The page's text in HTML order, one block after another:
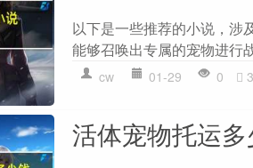
以下是一些推荐的小说，涉
能够召唤出专属的宠物进行
cw 01-29 0
活体宠物托运